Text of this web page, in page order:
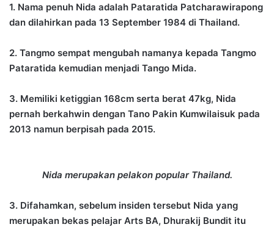
1. Nama penuh Nida adalah Pataratida Patcharawirapong
dan dilahirkan pada 13 September 1984 di Thailand.
2. Tangmo sempat mengubah namanya kepada Tangmo
Pataratida kemudian menjadi Tango Mida.
3. Memiliki ketiggian 168cm serta berat 47kg, Nida
pernah berkahwin dengan Tano Pakin Kumwilaisuk pada
2013 namun berpisah pada 2015.
Nida merupakan pelakon popular Thailand.
3. Difahamkan, sebelum insiden tersebut Nida yang
merupakan bekas pelajar Arts BA, Dhurakij Bundit itu